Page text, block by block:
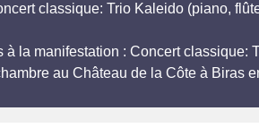
classique: Trio Kaleido (piano,
à la manifestation : Concert classique:
au Château de la Côte à Biras